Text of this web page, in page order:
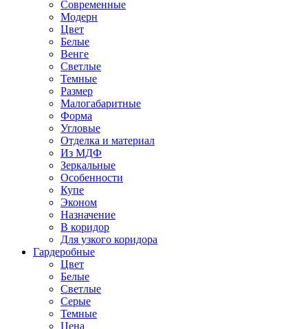
Современные
Модерн
Цвет
Белые
Венге
Светлые
Темные
Размер
Малогабаритные
Форма
Угловые
Отделка и материал
Из МДФ
Зеркальные
Особенности
Купе
Эконом
Назначение
В коридор
Для узкого коридора
Гардеробные
Цвет
Белые
Светлые
Серые
Темные
Цена